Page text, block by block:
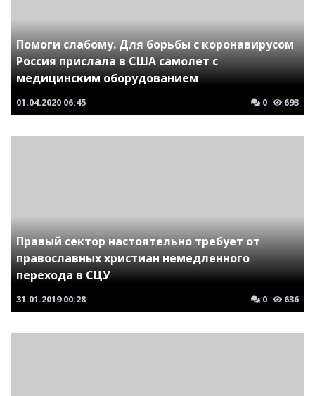
Помоги слабому. Для борьбы с коронавирусом
Россия прислала в США самолет с
медицинским оборудованием
01.04.2020 06:45 0 693
Правый сектор настоятельно требует от
православных христиан немедленного
перехода в СЦУ
31.01.2019 00:28 0 636